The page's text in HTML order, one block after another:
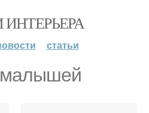
статьи
малышей